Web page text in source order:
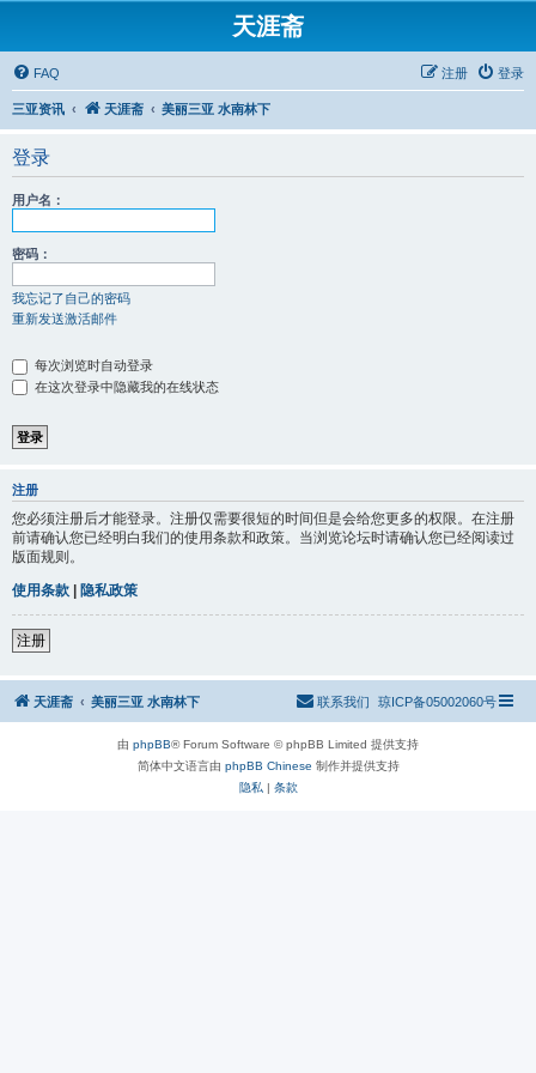
天涯斋
FAQ 登录
注册
三亚资讯 天涯斋 美丽三亚 水南林下
登录
用户名：
密码：
我忘记了自己的密码
重新发送激活邮件
每次浏览时自动登录
在这次登录中隐藏我的在线状态
注册
您必须注册后才能登录。注册仅需要很短的时间但是会给您更多的权限。在注册
前请确认您已经明白我们的使用条款和政策。当浏览论坛时请确认您已经阅读过
版面规则。
使用条款 | 隐私政策
注册
天涯斋 美丽三亚 水南林下 琼ICP备05002060号
联系我们
由 phpBB® Forum Software © phpBB Limited 提供支持
简体中文语言由 phpBB Chinese 制作并提供支持
隐私 | 条款